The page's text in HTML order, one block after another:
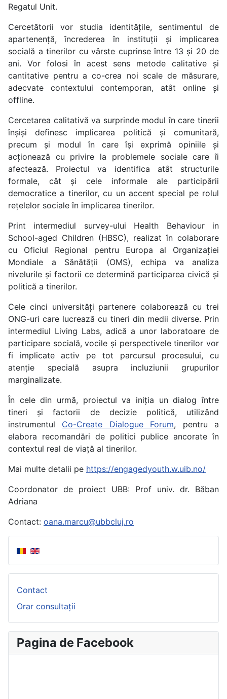
Regatul Unit.
Cercetătorii vor studia identitățile, sentimentul de
apartenență, încrederea în instituții și implicarea
socială a tinerilor cu vârste cuprinse între 13 și 20 de
ani. Vor folosi în acest sens metode calitative și
cantitative pentru a co-crea noi scale de măsurare,
adecvate contextului contemporan, atât online și
offline.
Cercetarea calitativă va surprinde modul în care tinerii
înșiși definesc implicarea politică și comunitară,
precum și modul în care își exprimă opiniile și
acționează cu privire la problemele sociale care îi
afectează. Proiectul va identifica atât structurile
formale, cât și cele informale ale participării
democratice a tinerilor, cu un accent special pe rolul
rețelelor sociale în implicarea tinerilor.
Print intermediul survey-ului Health Behaviour in
School-aged Children (HBSC), realizat în colaborare
cu Oficiul Regional pentru Europa al Organizației
Mondiale a Sănătății (OMS), echipa va analiza
nivelurile și factorii ce determină participarea civică și
politică a tinerilor.
Cele cinci universități partenere colaborează cu trei
ONG-uri care lucrează cu tineri din medii diverse. Prin
intermediul Living Labs, adică a unor laboratoare de
participare socială, vocile și perspectivele tinerilor vor
fi implicate activ pe tot parcursul procesului, cu
atenție specială asupra incluziunii grupurilor
marginalizate.
În cele din urmă, proiectul va iniția un dialog între
tineri și factorii de decizie politică, utilizând
instrumentul Co-Create Dialogue Forum, pentru a
elabora recomandări de politici publice ancorate în
contextul real de viață al tinerilor.
Mai multe detalii pe https://engagedyouth.w.uib.no/
Coordonator de proiect UBB: Prof univ. dr. Băban
Adriana
Contact: oana.marcu@ubbcluj.ro
Contact
Orar consultații
Pagina de Facebook